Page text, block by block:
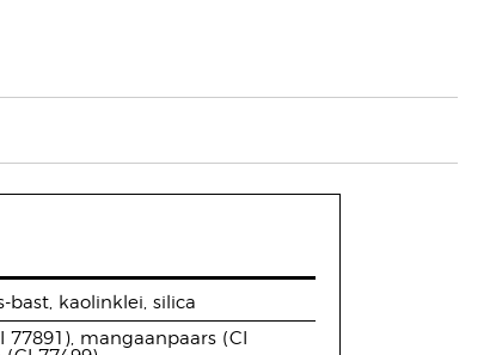
bast, kaolinklei, silica
mangaanpaars (CI